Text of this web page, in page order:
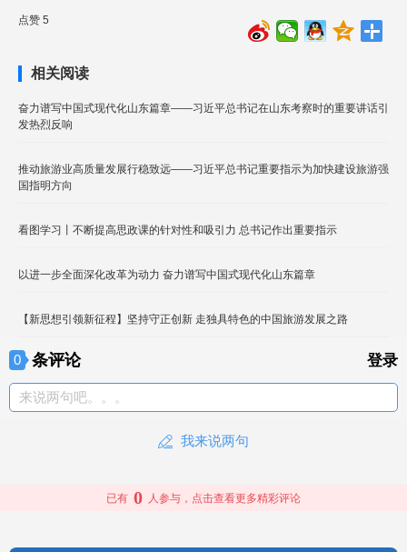
点赞 5
相关阅读
奋力谱写中国式现代化山东篇章——习近平总书记在山东考察时的重要讲话引
发热烈反响
推动旅游业高质量发展行稳致远——习近平总书记重要指示为加快建设旅游强
国指明方向
看图学习丨不断提高思政课的针对性和吸引力 总书记作出重要指示
以进一步全面深化改革为动力 奋力谱写中国式现代化山东篇章
【新思想引领新征程】坚持守正创新 走独具特色的中国旅游发展之路
0 条评论 登录
来说两句吧。。。
我来说两句
已有 0 人参与，点击查看更多精彩评论